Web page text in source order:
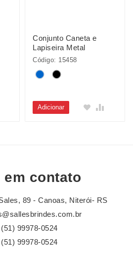
Conjunto Caneta e
Lapiseira Metal
Código: 15458
Adicionar
em contato
89 - Canoas, Niterói- RS
(51) 99978-0524
(51) 99978-0524